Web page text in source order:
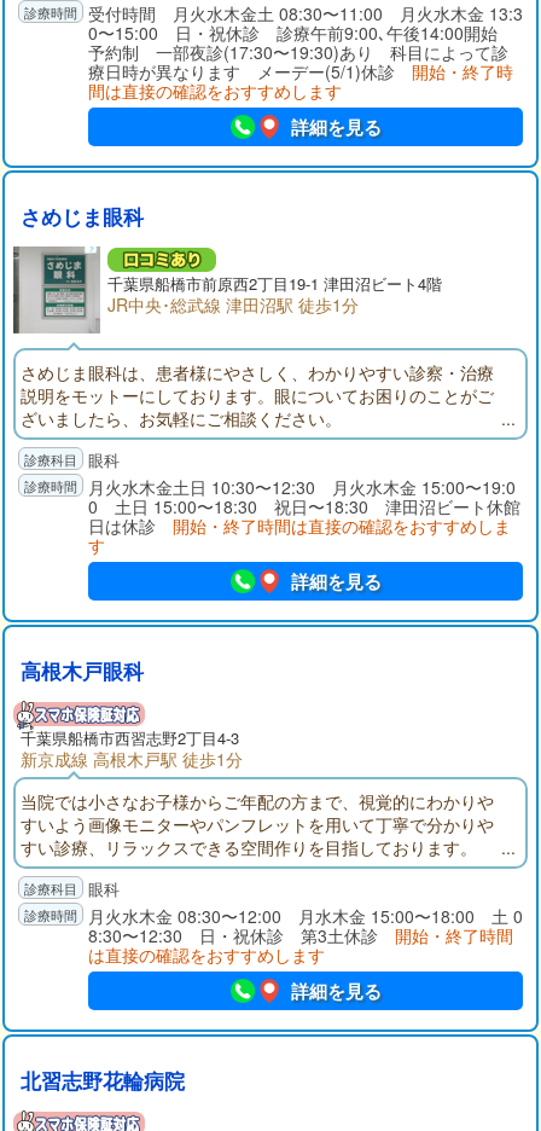
受付時間 月火水木金土 08:30〜11:00 月火水木金 13:3
0〜15:00 日・祝休診 診療午前9:00､午後14:00開始
予約制 一部夜診(17:30〜19:30)あり 科目によって診
療日時が異なります メーデー(5/1)休診 開始・終了時
間は直接の確認をおすすめします
詳細を見る
さめじま眼科
千葉県船橋市前原西2丁目19-1 津田沼ビート4階
JR中央･総武線 津田沼駅 徒歩1分
さめじま眼科は、患者様にやさしく、わかりやすい診察・治療
説明をモットーにしております。眼についてお困りのことがご
ざいましたら、お気軽にご相談ください。
眼科
月火水木金土日 10:30〜12:30 月火水木金 15:00〜19:0
0 土日 15:00〜18:30 祝日〜18:30 津田沼ビート休館
日は休診 開始・終了時間は直接の確認をおすすめしま
す
詳細を見る
高根木戸眼科
千葉県船橋市西習志野2丁目4-3
新京成線 高根木戸駅 徒歩1分
当院では小さなお子様からご年配の方まで、視覚的にわかりや
すいよう画像モニターやパンフレットを用いて丁寧で分かりや
すい診療、リラックスできる空間作りを目指しております。
眼科
月火水木金 08:30〜12:00 月水木金 15:00〜18:00 土 0
8:30〜12:30 日・祝休診 第3土休診 開始・終了時間
は直接の確認をおすすめします
詳細を見る
北習志野花輪病院